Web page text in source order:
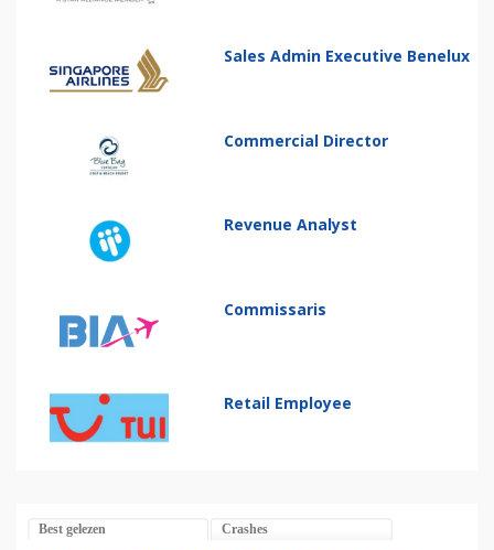
Sales Admin Executive Benelux
Commercial Director
Revenue Analyst
Commissaris
Retail Employee
Best gelezen Crashes